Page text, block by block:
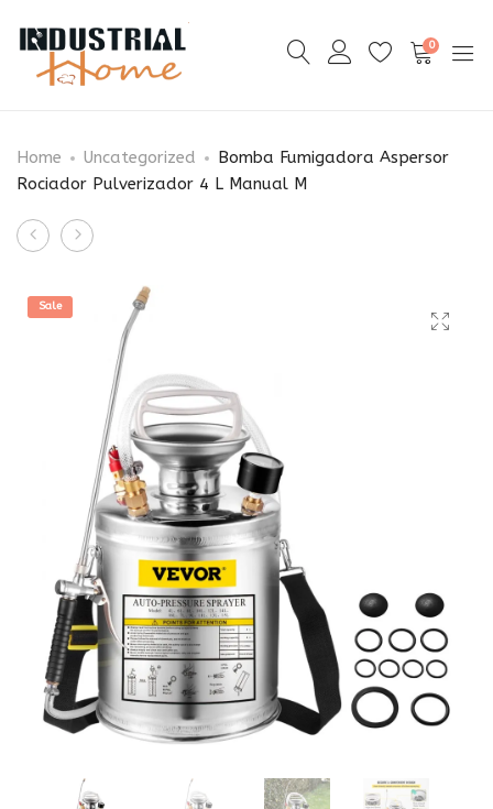
0
Home Uncategorized
Bomba Fumigadora Aspersor
Rociador Pulverizador 4 L Manual M
Product
navigation
Ordeñadora
de
succión
ajustable
Vasos
Tubos
de
silicona
de
grado
Zancos
Trabajo
Construcción
Ajustable
50”
Plata
Sale